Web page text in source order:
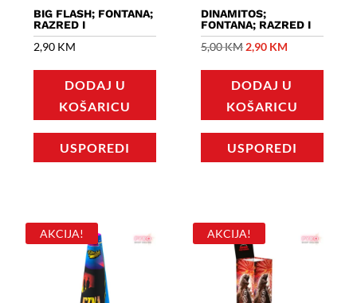
BIG FLASH; FONTANA;
RAZRED I
2,90 KM
DODAJ U
KOŠARICU
USPOREDI
DINAMITOS;
FONTANA; RAZRED I
5,00KM Izvorna
bila
je:
2,90 KM
je:
2,90 KM.
DODAJ U
KOŠARICU
USPOREDI
AKCIJA! AKCIJA!